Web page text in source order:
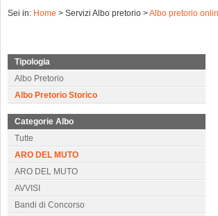
Sei in: Home > Servizi Albo pretorio >Albo pretorio
Tipologia
Albo Pretorio
Albo Pretorio Storico
Categorie Albo
Tutte
ARO DEL MUTO
ARO DEL MUTO
AVVISI
Bandi di Concorso